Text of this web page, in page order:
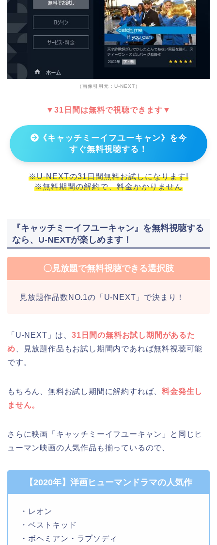
（画像引用元：U-NEXT）
▼31日間は無料で視聴できます▼
《キャッチミーイフユーキャン》を今
すぐ無料視聴する！
※U-NEXTの31日間無料お試しになります!
※無料期間の解約で、料金かかりません
『キャッチミーイフユーキャン』を無料視聴する
なら、U-NEXTが楽しめます！
〇見放題で無料視聴できる選択肢
見放題作品数NO.1の「U-NEXT」で決まり！
「U-NEXT」は、 31日間の無料お試し期間があるた
め 、見放題作品もお試し期間内であれば無料視聴可能
です。
もちろん、無料お試し期間に解約すれば、料金発生し
ません。
さらに映画「キャッチミーイフユーキャン」と同じヒ
ューマン映画の人気作品も揃っているので、
【2020年】洋画ヒューマンドラマの人気作
・レオン
・ベストキッド
・ボヘミアン・ラプソディ